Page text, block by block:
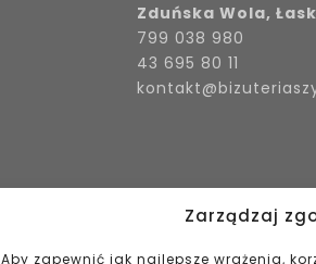
Zarządzaj
Aby zapewnić jak najlepsze wrażenia,
Zduńska Wola, Łask
799 038 980
43 695 80 11